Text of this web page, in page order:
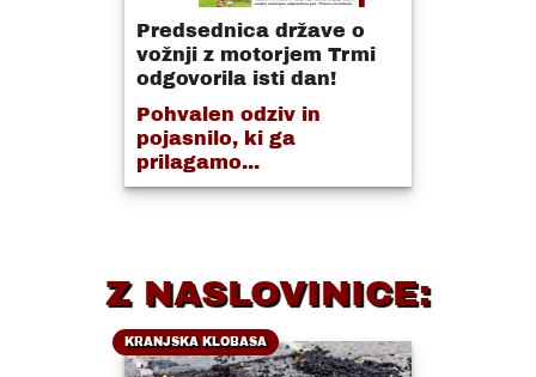
Predsednica države o
vožnji z motorjem Trmi
odgovorila isti dan!
Pohvalen odziv in
pojasnilo, ki ga
prilagamo...
Z NASLOVINICE:
KRANJSKA KLOBASA